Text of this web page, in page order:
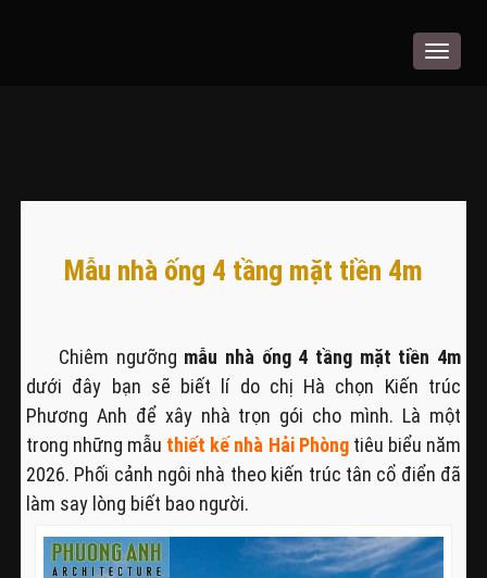
Toggle
Mẫu nhà ống 4 tầng mặt tiền 4m
Chiêm ngưỡng mẫu nhà ống 4 tầng mặt tiền 4m
dưới đây bạn sẽ biết lí do chị Hà chọn Kiến trúc
Phương Anh để xây nhà trọn gói cho mình. Là một
trong những mẫu thiết kế nhà Hải Phòngtiêu biểu năm
2026. Phối cảnh ngôi nhà theo kiến trúc tân cổ điển đã
làm say lòng biết bao người.